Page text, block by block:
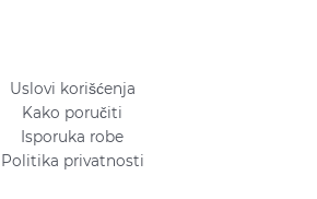
Uslovi korišćenja
Kako poručiti
Isporuka robe
Politika privatnosti